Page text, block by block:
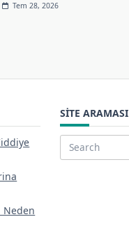
Tem 28, 2026
Neden
SITE ARAMASI
Search